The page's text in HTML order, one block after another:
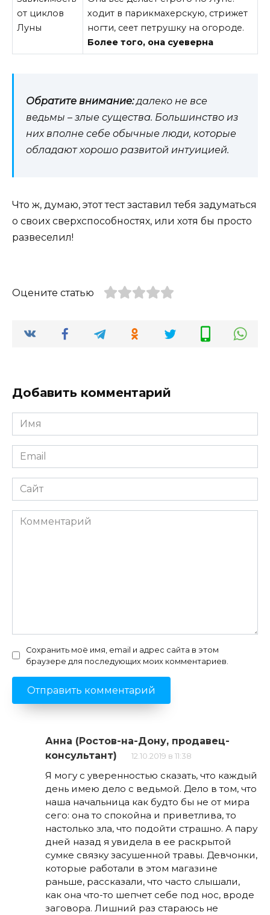
от циклов
Луны
ходит в парикмахерскую, стрижет
ногти, сеет петрушку на огороде.
Более того, она суеверна
Обратите внимание:далеко не все
ведьмы – злые существа. Большинство из
них вполне себе обычные люди, которые
обладают хорошо развитой интуицией.
Что ж, думаю, этот тест заставил тебя задуматься
о своих сверхспособностях, или хотя бы просто
развеселил!
Оцените статью
Добавить комментарий
Имя
*
Email
*
Сайт
Комментарий
Сохранить моё имя, email и адрес сайта в этом
браузере для последующих моих комментариев.
Анна (Ростов-на-Дону, продавец-
консультант)
12.10.2019 в 11:38
Я могу с уверенностью сказать, что каждый
день имею дело с ведьмой. Дело в том, что
наша начальница как будто бы не от мира
сего: она то спокойна и приветлива, то
настолько зла, что подойти страшно. А пару
дней назад я увидела в ее раскрытой
сумке связку засушенной травы. Девчонки,
которые работали в этом магазине
раньше, рассказали, что часто слышали,
как она что-то шепчет себе под нос, вроде
заговора. Лишний раз стараюсь не